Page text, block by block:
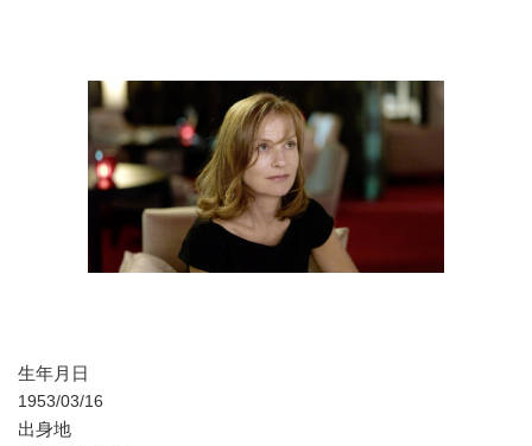
生年月日
1953/03/16
出身地